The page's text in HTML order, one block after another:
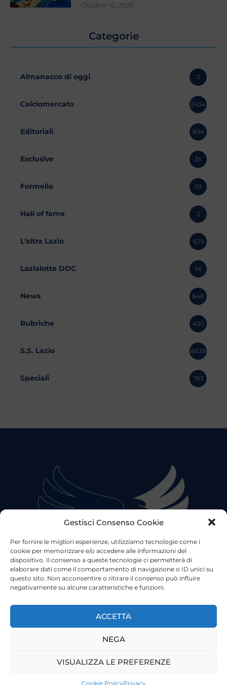
Gestisci Consenso Cookie
Per fornire le migliori esperienze, utilizziamo tecnologie come i
cookie per memorizzare e/o accedere alle informazioni del
dispositivo. Il consenso a queste tecnologie ci permetterà di
elaborare dati come il comportamento di navigazione o ID unici su
questo sito. Non acconsentire o ritirare il consenso può influire
negativamente su alcune caratteristiche e funzioni.
ACCETTA
NEGA
VISUALIZZA LE PREFERENZE
Cookie PolicyPrivacy
Ottobre 16, 2025
Categorie
Almanacco di oggi 2
Calciomercato 2434
Editoriali 894
Esclusive 35
Formello 59
Hall of fame 2
L'altra Lazio 629
Lazialotte DOC 56
News 848
Rubriche 430
S.S. Lazio 8539
Speciali 763
©2023 Tutti i diritti riservatiLazio Live TV